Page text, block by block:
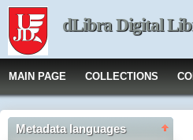
dLibra Digital
MAIN PAGE COLLECTIONS
Metadata languages